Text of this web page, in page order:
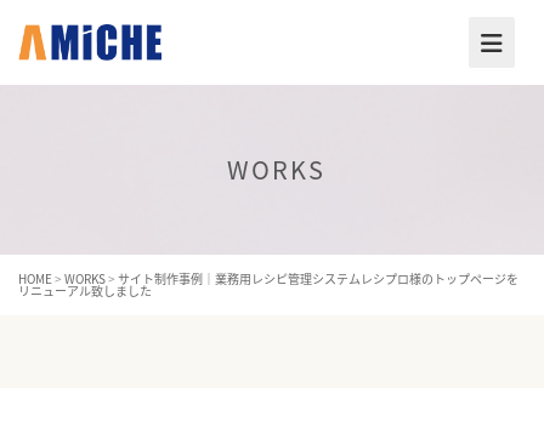
WORKS
HOME> WORKS> サイト制作事例｜業務用レシピ管理システムレシプロ様のトップページを
リニューアル致しました